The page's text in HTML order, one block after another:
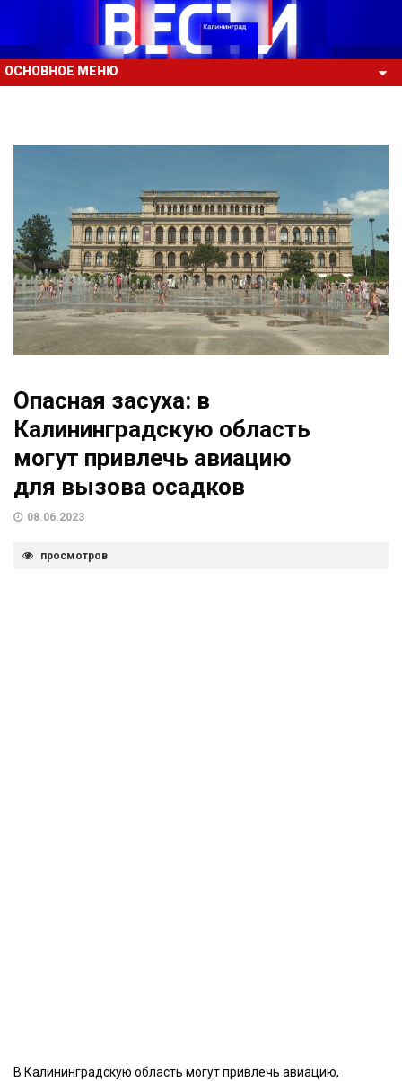
ОСНОВНОЕ МЕНЮ
Опасная засуха: в
Калининградскую область
могут привлечь авиацию
для вызова осадков
08.06.2023
просмотров
В Калининградскую область могут привлечь авиацию,